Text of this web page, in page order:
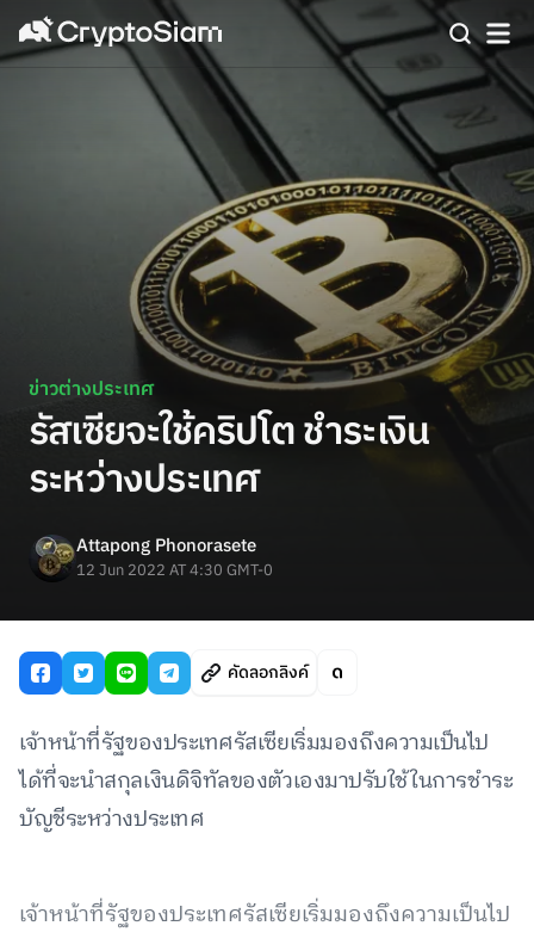
ข่าวต่างประเทศ
รัสเซียจะใช้คริปโต ชำระเงิน
ระหว่างประเทศ
Attapong Phonorasete
12 Jun 2022 AT 4:30 GMT-0
คัดลอกลิงค์
เจ้าหน้าที่รัฐของประเทศรัสเซียเริ่มมองถึงความเป็นไป
ได้ที่จะนำสกุลเงินดิจิทัลของตัวเองมาปรับใช้ในการชำระ
บัญชีระหว่างประเทศ
เจ้าหน้าที่รัฐของประเทศรัสเซียเริ่มมองถึงความเป็นไป